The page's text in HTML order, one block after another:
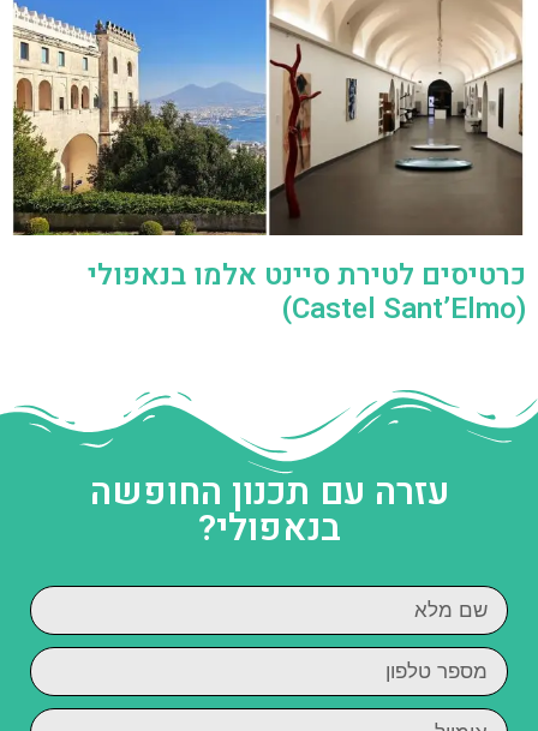
כרטיסים לטירת סיינט אלמו בנאפולי
(Castel Sant’Elmo)
עזרה עם תכנון החופשה
בנאפולי?